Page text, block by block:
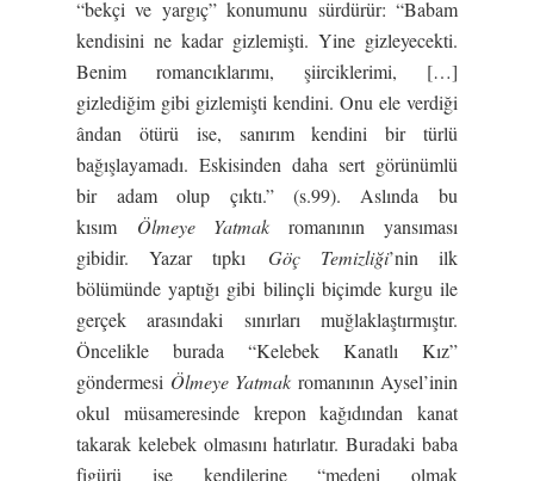
“bekçi ve yargıç” konumunu sürdürür: “Babam
kendisini ne kadar gizlemişti. Yine gizleyecekti.
Benim romancıklarımı, şiirciklerimi, […]
gizlediğim gibi gizlemişti kendini. Onu ele verdiği
ândan ötürü ise, sanırım kendini bir türlü
bağışlayamadı. Eskisinden daha sert görünümlü
bir adam olup çıktı.” (s.99). Aslında bu
kısım Ölmeye Yatmak romanının yansıması
gibidir. Yazar tıpkı Göç Temizliği’nin ilk
bölümünde yaptığı gibi bilinçli biçimde kurgu ile
gerçek arasındaki sınırları muğlaklaştırmıştır.
Öncelikle burada “Kelebek Kanatlı Kız”
göndermesi Ölmeye Yatmak romanının Aysel’inin
okul müsameresinde krepon kağıdından kanat
takarak kelebek olmasını hatırlatır. Buradaki baba
figürü ise kendilerine “medeni olmak